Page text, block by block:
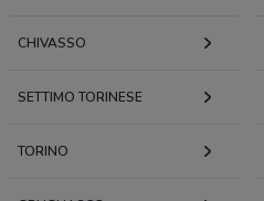
CHIVASSO
SETTIMO TORINESE
TORINO